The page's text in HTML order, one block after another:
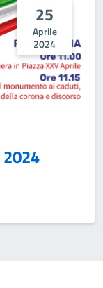
25
Aprile
2024